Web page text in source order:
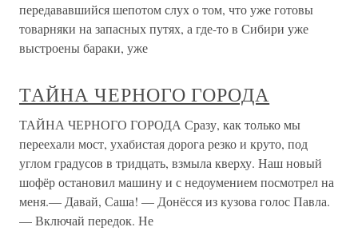
передававшийся шепотом слух о том, что уже готовы
товарняки на запасных путях, а где-то в Сибири уже
выстроены бараки, уже
ТАЙНА ЧЕРНОГО ГОРОДА
ТАЙНА ЧЕРНОГО ГОРОДА Сразу, как только мы
переехали мост, ухабистая дорога резко и круто, под
углом градусов в тридцать, взмыла кверху. Наш новый
шофёр остановил машину и с недоумением посмотрел на
меня.— Давай, Саша! — Донёсся из кузова голос Павла.
— Включай передок. Не